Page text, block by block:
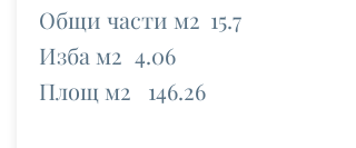
Общи части м2
Изба м2
Площ м2
15.7
4.06
146.26